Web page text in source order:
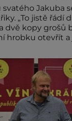
Jakuba
„To jistě řádí
dvě kopy grošů
hrobku otevřít
ustane.